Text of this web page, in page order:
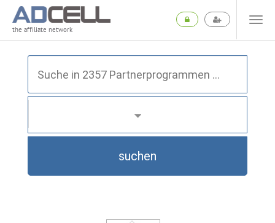
the affiliate network
suchen